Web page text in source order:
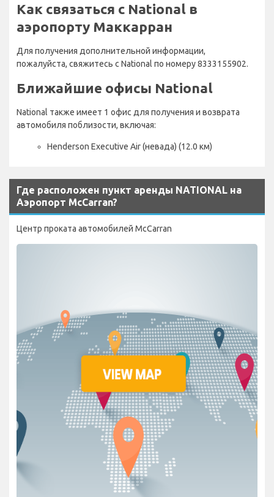
Как связаться с National в
аэропорту Маккарран
Для получения дополнительной информации,
пожалуйста, свяжитесь с National по номеру 8333155902.
Ближайшие офисы National
National также имеет 1 офис для получения и возврата
автомобиля поблизости, включая:
Henderson Executive Air (невада) (12.0 км)
Где расположен пункт аренды NATIONAL на
Аэропорт McCarran?
Центр проката автомобилей McCarran